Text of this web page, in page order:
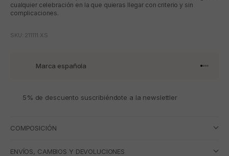
cualquier celebración en la que quieras llegar con criterio y sin
complicaciones.
SKU: 211111.XS
Marca española Ir al
Ir al
Ir al
Ir al
5% de descuento suscribiéndote a la newslettler
COMPOSICIÓN
ENVÍOS, CAMBIOS Y DEVOLUCIONES